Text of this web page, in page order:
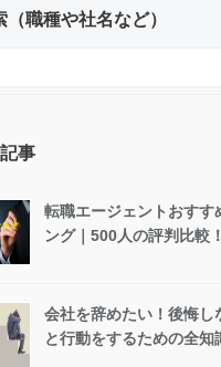
（職種や社名など）
事
転職エージェントおすす
ング｜500人の評判比較！
会社を辞めたい！後悔し
と行動をするための全知